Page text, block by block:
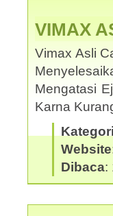
VIMAX
Vimax Asli
Mengatasi
Karna
Kategori
Website
Dibaca: